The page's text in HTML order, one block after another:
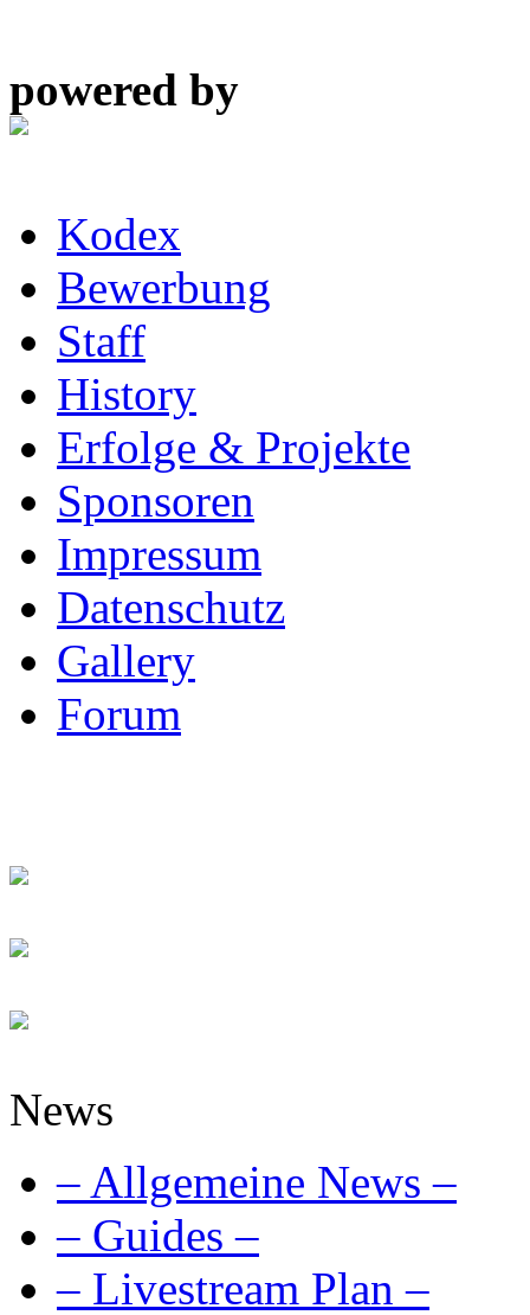
powered by
Kodex
Bewerbung
Staff
History
Erfolge & Projekte
Sponsoren
Impressum
Datenschutz
Gallery
Forum
News
– Allgemeine News –
– Guides –
– Livestream Plan –